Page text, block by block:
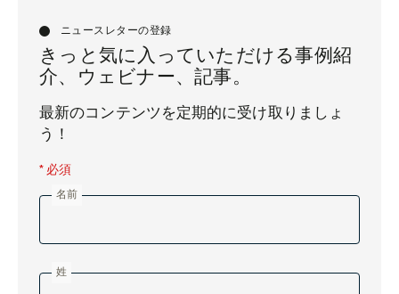
ニュースレターの登録
きっと気に入っていただける事例紹
介、ウェビナー、記事。
最新のコンテンツを定期的に受け取りましょ
う！
* 必須
名前
姓